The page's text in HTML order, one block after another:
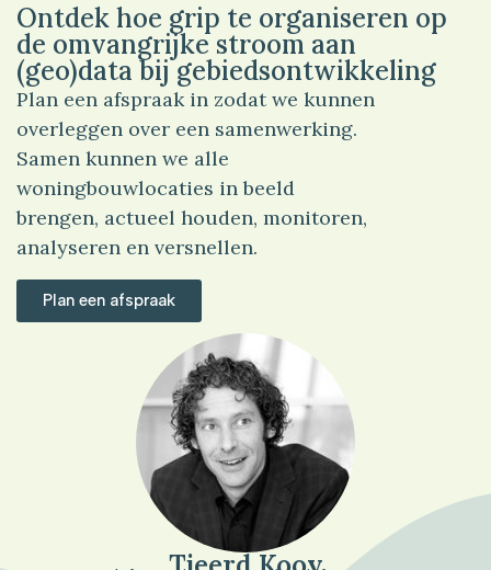
Ontdek hoe grip te organiseren op
de omvangrijke stroom aan
(geo)data bij gebiedsontwikkeling
Plan een afspraak in zodat we kunnen
overleggen over een samenwerking.
Samen kunnen we alle
woningbouwlocaties in beeld
brengen, actueel houden, monitoren,
analyseren en versnellen.
Plan een afspraak